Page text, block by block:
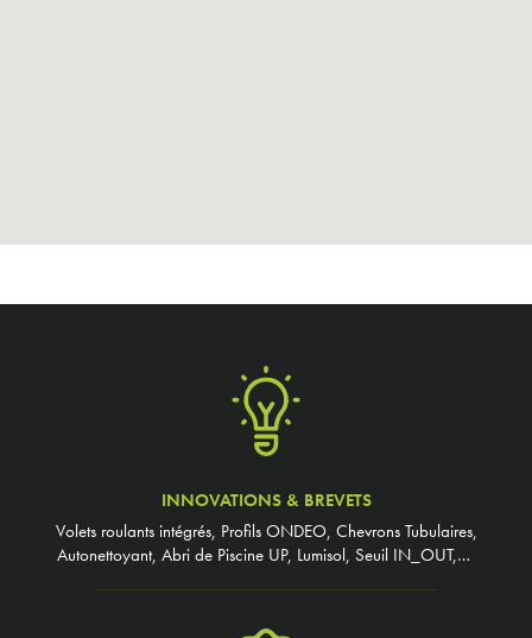
INNOVATIONS & BREVETS
Volets roulants intégrés, Profils ONDEO, Chevrons Tubulaires,
Autonettoyant, Abri de Piscine UP, Lumisol, Seuil IN_OUT,…